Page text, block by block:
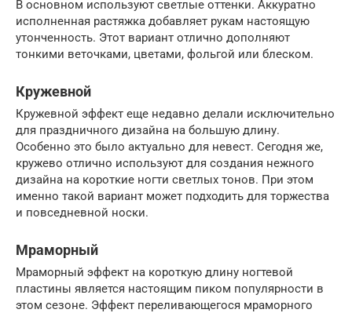
В основном используют светлые оттенки. Аккуратно
исполненная растяжка добавляет рукам настоящую
утонченность. Этот вариант отлично дополняют
тонкими веточками, цветами, фольгой или блеском.
Кружевной
Кружевной эффект еще недавно делали исключительно
для праздничного дизайна на большую длину.
Особенно это было актуально для невест. Сегодня же,
кружево отлично используют для создания нежного
дизайна на короткие ногти светлых тонов. При этом
именно такой вариант может подходить для торжества
и повседневной носки.
Мраморный
Мраморный эффект на короткую длину ногтевой
пластины является настоящим пиком популярности в
этом сезоне. Эффект переливающегося мраморного